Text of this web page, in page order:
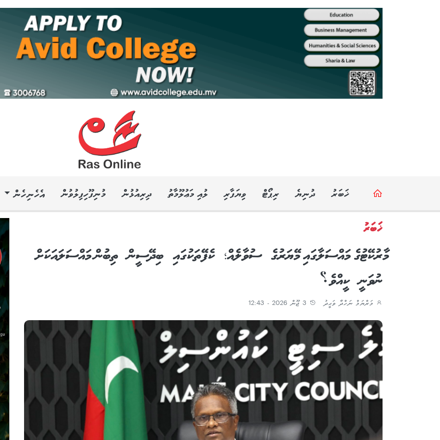
ޚަބަރު ދުނިޔެ ރިޕޯޓް ވިޔަފާރި ލުއި މަޢުލޫމާތު ދިރިއުޅުން މުނިފޫހިފިލުވުން އެހެނިހެން
ޚަބަރު
މާރުކޭޓުގެ މައްސަލާގައި މޭޔަރުގެ ސުވާލެއް؛ ކެފޭތަކުގައި ބިދޭސީން ތިބުން މައްސަލައަކަށް
ނުވަނީ ކީއްވެ؟
މަރްޔަމް ނަހްދާ ވަޙީދު